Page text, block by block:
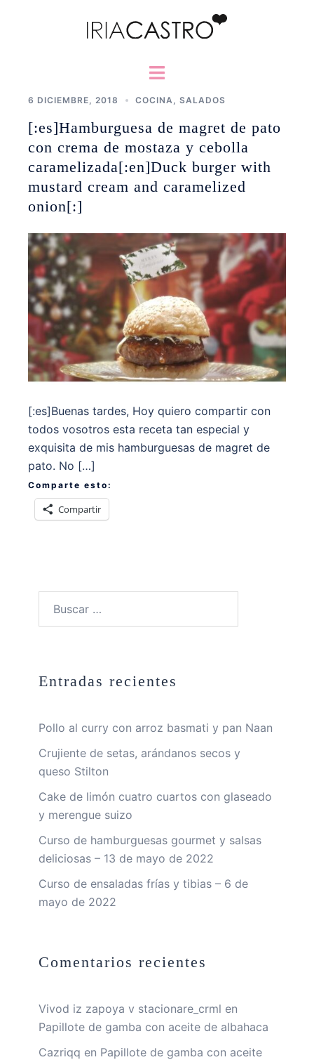
Alternar
6 DICIEMBRE, 2018 COCINA SALADOS
[:es]Hamburguesa de magret de pato
con crema de mostaza y cebolla
caramelizada[:en]Duck burger with
mustard cream and caramelized
onion[:]
[:es]Buenas tardes, Hoy quiero compartir con
todos vosotros esta receta tan especial y
exquisita de mis hamburguesas de magret de
pato. No […]
Comparte esto:
Compartir
Entradas recientes
Pollo al curry con arroz basmati y pan Naan
Crujiente de setas, arándanos secos y
queso Stilton
Cake de limón cuatro cuartos con glaseado
y merengue suizo
Curso de hamburguesas gourmet y salsas
deliciosas – 13 de mayo de 2022
Curso de ensaladas frías y tibias – 6 de
mayo de 2022
Comentarios recientes
Vivod iz zapoya v stacionare_crml en
Papillote de gamba con aceite de albahaca
Cazriqq en Papillote de gamba con aceite